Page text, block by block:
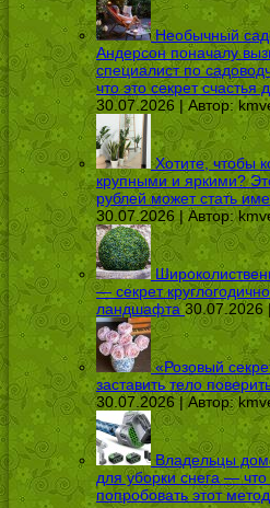
Необычный
Андерсон поначалу
специалист по
что это секрет
30.07.2026 | Автор:
Хотите, чтобы
крупными и яркими?
рублей может стать
30.07.2026 | Автор:
— секрет
ландшафта 30.07.2026
«Розовый
заставить тело
30.07.2026 | Автор:
Владельцы
для уборки снега —
попробовать этот метод